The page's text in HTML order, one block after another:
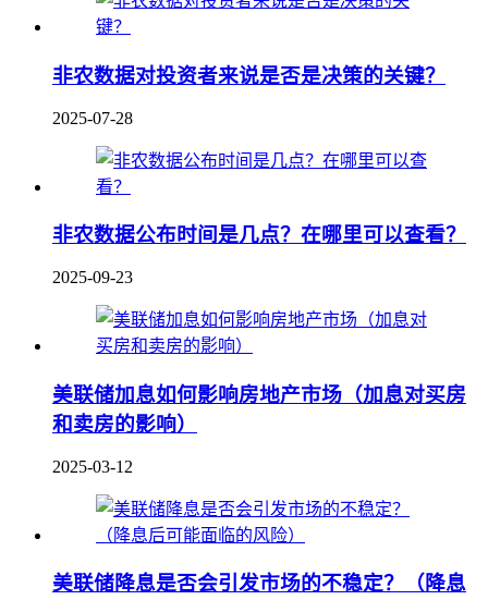
非农数据对投资者来说是否是决策的关键？
2025-07-28
非农数据公布时间是几点？在哪里可以查看？
2025-09-23
美联储加息如何影响房地产市场（加息对买房
和卖房的影响）
2025-03-12
美联储降息是否会引发市场的不稳定？（降息